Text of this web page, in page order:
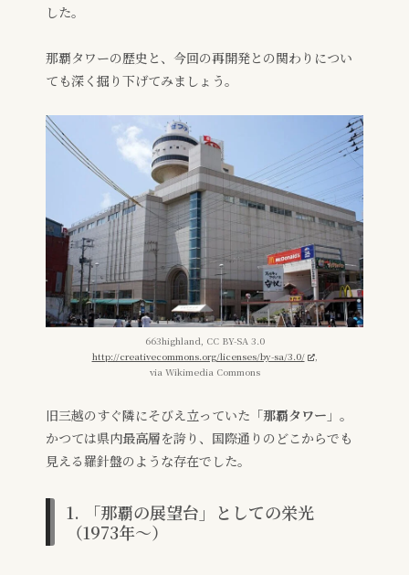
した。
那覇タワーの歴史と、今回の再開発との関わりについ
ても深く掘り下げてみましょう。
663highland, CC BY-SA 3.0
http://creativecommons.org/licenses/by-sa/3.0/
,
via Wikimedia Commons
旧三越のすぐ隣にそびえ立っていた 「那覇タワー 」。
かつては県内最高層を誇り、国際通りのどこからでも
見える羅針盤のような存在でした。
1. 「那覇の展望台」としての栄光
（1973年〜）